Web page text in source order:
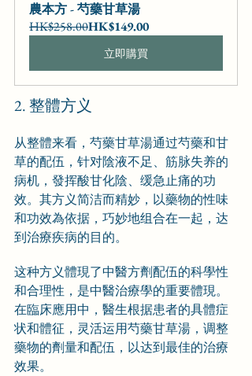
農本方 - 芍藥甘草湯
HK$258.00HK$149.00
立即購買
2. 整體方义
从整體来看，芍藥甘草湯通过芍藥和甘
草的配伍，针对陰液不足、筋脉失养的
病机，發挥酸甘化陰、缓急止痛的功
效。其方义简洁而精妙，以藥物的性味
和功效為依据，巧妙地组合在一起，达
到治療疾病的目的。
这种方义體現了中醫方劑配伍的科學性
和合理性，是中醫治療學的重要體現。
在臨床應用中，醫生根据患者的具體症
状和體征，灵活运用芍藥甘草湯，调整
藥物的劑量和配伍，以达到最佳的治療
效果。